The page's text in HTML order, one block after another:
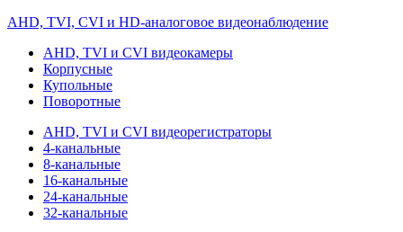
AHD, TVI, CVI и HD-аналоговое видеонаблюдение
AHD, TVI и CVI видеокамеры
Корпусные
Купольные
Поворотные
AHD, TVI и CVI видеорегистраторы
4-канальные
8-канальные
16-канальные
24-канальные
32-канальные